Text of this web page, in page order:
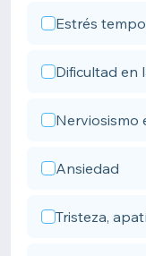
Estrés
Dificultad en
Nerviosismo
Ansiedad
Tristeza,